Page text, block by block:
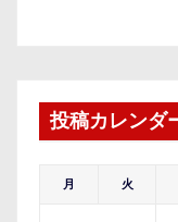
投稿カレンダ
月 火